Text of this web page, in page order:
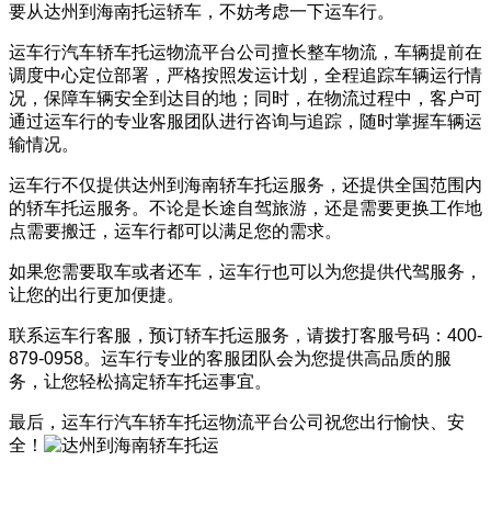
要从达州到海南托运轿车，不妨考虑一下运车行。
运车行汽车轿车托运物流平台公司擅长整车物流，车辆提前在
调度中心定位部署，严格按照发运计划，全程追踪车辆运行情
况，保障车辆安全到达目的地；同时，在物流过程中，客户可
通过运车行的专业客服团队进行咨询与追踪，随时掌握车辆运
输情况。
运车行不仅提供达州到海南轿车托运服务，还提供全国范围内
的轿车托运服务。不论是长途自驾旅游，还是需要更换工作地
点需要搬迁，运车行都可以满足您的需求。
如果您需要取车或者还车，运车行也可以为您提供代驾服务，
让您的出行更加便捷。
联系运车行客服，预订轿车托运服务，请拨打客服号码：400-
879-0958。运车行专业的客服团队会为您提供高品质的服
务，让您轻松搞定轿车托运事宜。
最后，运车行汽车轿车托运物流平台公司祝您出行愉快、安
全！